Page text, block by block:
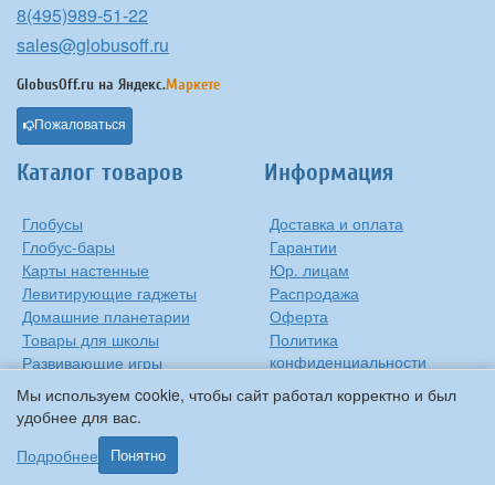
Мы используем cookie, чтобы сайт работал корректно и был
удобнее для вас.
Подробнее
Понятно
8(495)989-51-22
sales@globusoff.ru
GlobusOff.ru на Яндекс.Маркете
Пожаловаться
Каталог товаров
Глобусы
Глобус-бары
Карты настенные
Левитирующие гаджеты
Домашние планетарии
Товары для школы
Развивающие игры
Оригинальные игрушки
Подарки на Новый Год
Прочее
Информация
Доставка и оплата
Гарантии
Юр. лицам
Распродажа
Оферта
Политика
конфиденциальности
О компании